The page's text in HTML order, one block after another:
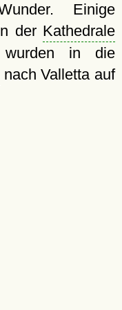
Einige
der Kathedrale
wurden in die
Valletta auf